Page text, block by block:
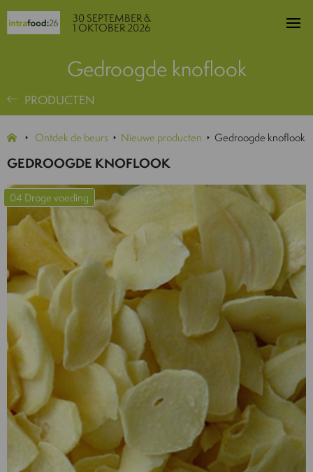
30 SEPTEMBER &
1 OKTOBER 2026
Gedroogde knoflook
PRODUCTEN
Ontdek de beurs Nieuwe producten Gedroogde knoflook
GEDROOGDE KNOFLOOK
04 Droge voeding